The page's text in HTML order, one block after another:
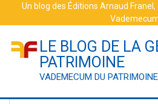
Un blog des Éditions Arnaud Franel ,
LE BLOG DE LA
PATRIMOINE
VADEMECUM DU PATRIMOINE